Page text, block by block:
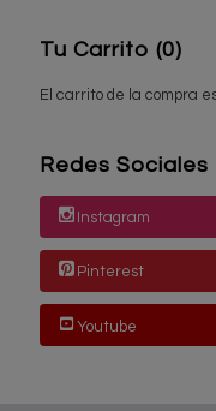
Tu Carrito (0)
El carrito de la compra
Redes Sociales
Instagram
Pinterest
Youtube